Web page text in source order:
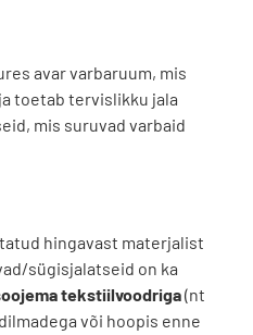
avar varbaruum, mis
toetab tervislikku jala
mis suruvad varbaid
hingavast materjalist
sügisjalatseid on ka
tekstiilvoodriga(nt
või hoopis enne